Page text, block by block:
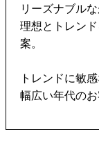
リーズナブル
理想とトレン
案。
トレンドに敏
幅広い年代の